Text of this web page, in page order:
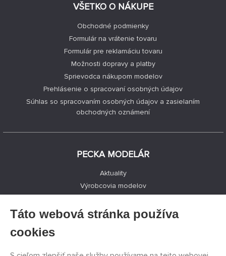
VŠETKO O NÁKUPE
Obchodné podmienky
Formulár na vrátenie tovaru
Formulár pre reklamáciu tovaru
Možnosti dopravy a platby
Sprievodca nákupom modelov
Prehlásenie o spracovaní osobných údajov
Súhlas so spracovaním osobných údajov a zasielaním
obchodných oznámení
PECKA MODELÁR
Aktuality
Výrobcovia modelov
Kontakty
Táto webová stránka používa
cookies